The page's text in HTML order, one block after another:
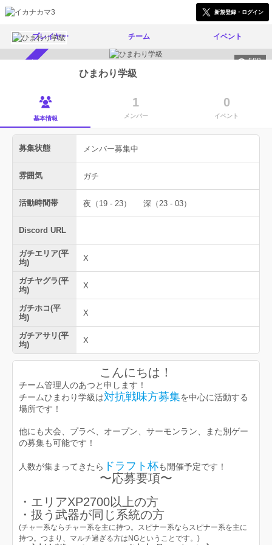
新規登録・ログイン
プレイヤー チーム イベント
588
ひまわり学級
基本情報
1
メンバー
0
イベント
募集状態 メンバー募集中
雰囲気 ガチ
活動時間帯 夜（19 - 23） 深（23 - 03）
Discord URL
ガチエリア(平
均)
X
ガチヤグラ(平
均)
X
ガチホコ(平
均)
X
ガチアサリ(平
均)
X
こんにちは！
チーム管理人のあつと申します！
チームひまわり学級は対抗戦味方募集を中心に活動する
場所です！
他にも大会、 プラベ、オープン、サーモンラン、また別ゲー
の募集も可能です！
人数が集まってきたら ドラフト杯も開催予定です！
〜応募要項〜
・エリアXP2700以上の方
・扱う武器が同じ系統の方
(チャー系ならチャー系を主に持つ。スピナー系ならスピナー系を主に
持つ。つまり、マルチ過ぎる方はNGということです。)